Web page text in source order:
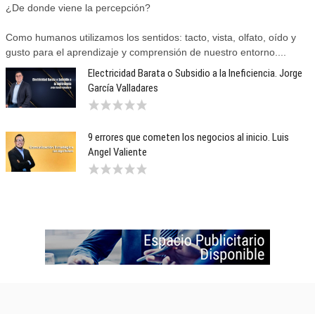
¿De donde viene la percepción?
Como humanos utilizamos los sentidos: tacto, vista, olfato, oído y
gusto para el aprendizaje y comprensión de nuestro entorno....
Electricidad Barata o Subsidio a la Ineficiencia. Jorge
García Valladares
9 errores que cometen los negocios al inicio. Luis
Angel Valiente